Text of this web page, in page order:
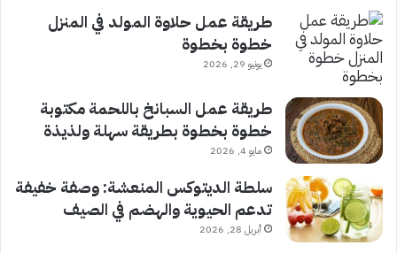
طريقة عمل حلاوة المولد في المنزل
خطوة بخطوة
يونيو 29, 2026
طريقة عمل السبانخ باللحمة مكتوبة
خطوة بخطوة بطريقة سهلة ولذيذة
مايو 4, 2026
سلطة الديتوكس المنعشة: وصفة خفيفة
تدعم الحيوية والهضم في الصيف
أبريل 28, 2026